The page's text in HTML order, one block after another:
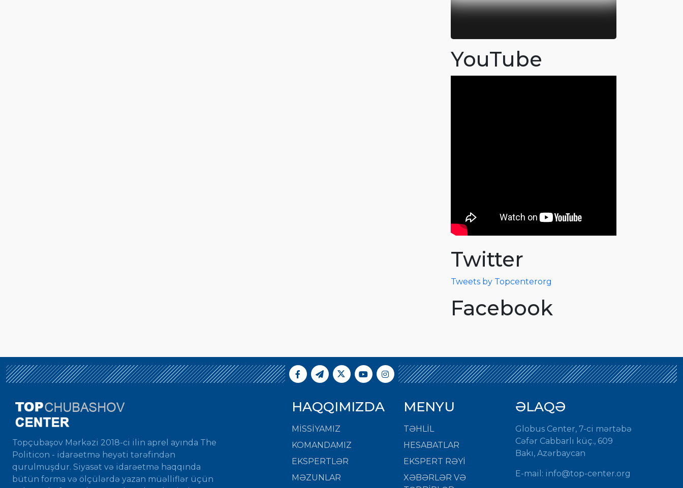
YouTube
Twitter
Tweets by Topcenterorg
Facebook
Topçubaşov Mərkəzi 2018-ci ilin aprel ayında The
Politicon - idarəetmə heyəti tərəfindən
qurulmuşdur. Siyasət və idarəetmə haqqında
bütün forma və ölçülərdə yazan müəlliflər üçün
HAQQIMIZDA
MISSIYAMIZ
KOMANDAMIZ
EKSPERTLƏR
MƏZUNLAR
MENYU
TƏHLİL
HESABATLAR
EKSPERT RƏYİ
XƏBƏRLƏR VƏ
ƏLAQƏ
Globus Center, 7-ci mərtəbə
Cəfər Cabbarlı küç., 609
Bakı, Azərbaycan
E-mail: info@top-center.org